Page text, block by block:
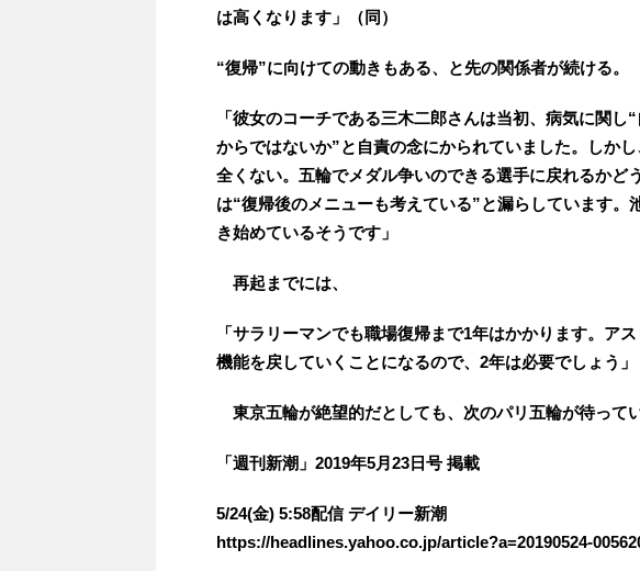
は高くなります」（同）
“復帰”に向けての動きもある、と先の関係者が続ける。
「彼女のコーチである三木二郎さんは当初、病気に関
からではないか”と自責の念にかられていました。しか
全くない。五輪でメダル争いのできる選手に戻れるかど
は“復帰後のメニューも考えている”と漏らしています。
き始めているそうです」
再起までには、
「サラリーマンでも職場復帰まで1年はかかります。ア
機能を戻していくことになるので、2年は必要でしょう」
東京五輪が絶望的だとしても、次のパリ五輪が待って
「週刊新潮」2019年5月23日号 掲載
5/24(金) 5:58配信 デイリー新潮
https://headlines.yahoo.co.jp/article?a=20190524-